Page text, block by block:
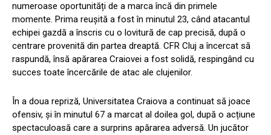
numeroase oportunități de a marca încă din primele
momente. Prima reușită a fost în minutul 23, când atacantul
echipei gazdă a înscris cu o lovitură de cap precisă, după o
centrare provenită din partea dreaptă. CFR Cluj a încercat să
raspundă, însă apărarea Craiovei a fost solidă, respingând cu
succes toate încercările de atac ale clujenilor.
În a doua repriză, Universitatea Craiova a continuat să joace
ofensiv, și în minutul 67 a marcat al doilea gol, după o acțiune
spectaculoasă care a surprins apărarea adversă. Un jucător